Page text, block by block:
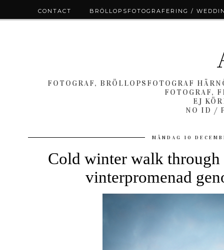
FOTOGRAF, BRÖLLOPSFOTOGRAF
FOTOGRAF,
EJ
NO ID /
MÅNDAG 10
Cold winter walk
vinterpromenad
CONTACT BRÖLLOPSFOTOGRAFERING /